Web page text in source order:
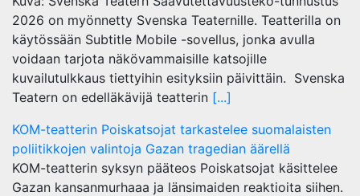
2026 on myönnetty Svenska Teaternille. Teatterilla on
käytössään Subtitle Mobile -sovellus, jonka avulla
voidaan tarjota näkövammaisille katsojille
kuvailutulkkaus tiettyihin esityksiin päivittäin. Svenska
Teatern on edelläkävijä teatterin [...]
KOM-teatterin Poiskatsojat tarkastelee suomalaisten
poliitikkojen valintoja Gazan tragedian äärellä
KOM-teatterin syksyn pääteos Poiskatsojat käsittelee
Gazan kansanmurhaaa ja länsimaiden reaktioita siihen.